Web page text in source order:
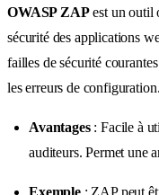
OWASP ZAPest un outil
sécurité des applications
failles de sécurité
les erreurs de configuration.
Avantages: Facile à
auditeurs. Permet une
Exemple: ZAP peut